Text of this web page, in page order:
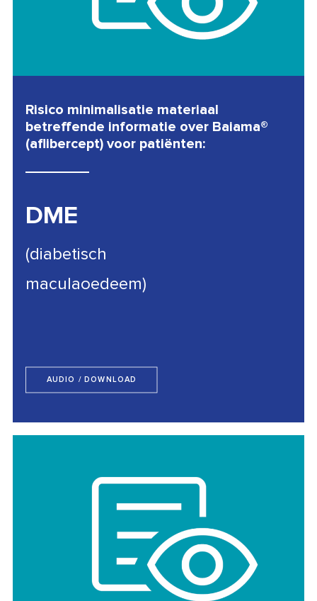
Risico minimalisatie materiaal
betreffende informatie over Baiama®
(aflibercept) voor patiënten:
DME
(diabetisch
maculaoedeem)
AUDIO / DOWNLOAD